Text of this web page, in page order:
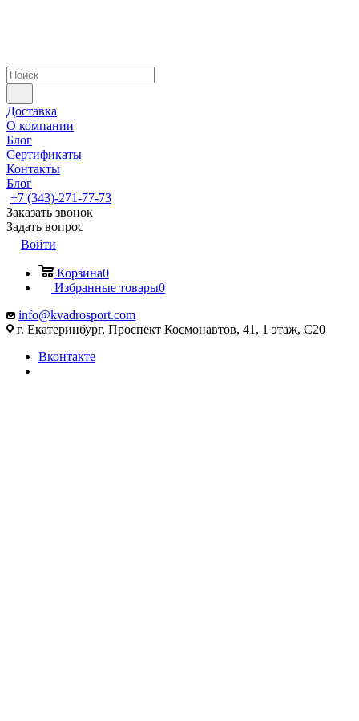
Доставка
О компании
Блог
Сертификаты
Контакты
Блог
+7 (343)-271-77-73
Заказать звонок
Задать вопрос
Войти
Корзина0
Избранные товары0
info@kvadrosport.com
г. Екатеринбург, Проспект Космонавтов, 41, 1 этаж, С20
Вконтакте